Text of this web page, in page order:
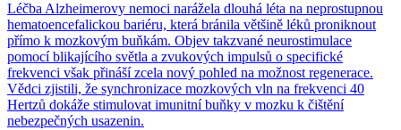
Léčba Alzheimerovy nemoci narážela dlouhá léta na neprostupnou
hematoencefalickou bariéru, která bránila většině léků proniknout
přímo k mozkovým buňkám. Objev takzvané neurostimulace
pomocí blikajícího světla a zvukových impulsů o specifické
frekvenci však přináší zcela nový pohled na možnost regenerace.
Vědci zjistili, že synchronizace mozkových vln na frekvenci 40
Hertzů dokáže stimulovat imunitní buňky v mozku k čištění
nebezpečných usazenin.